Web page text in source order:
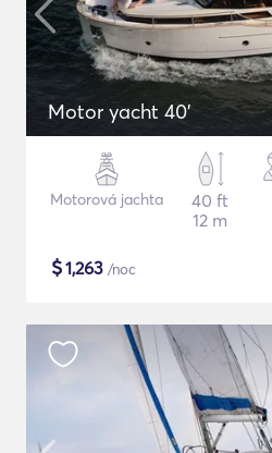
Motor yacht 40'
Motorová jachta
40 ft
12 m
$1,263 /noc